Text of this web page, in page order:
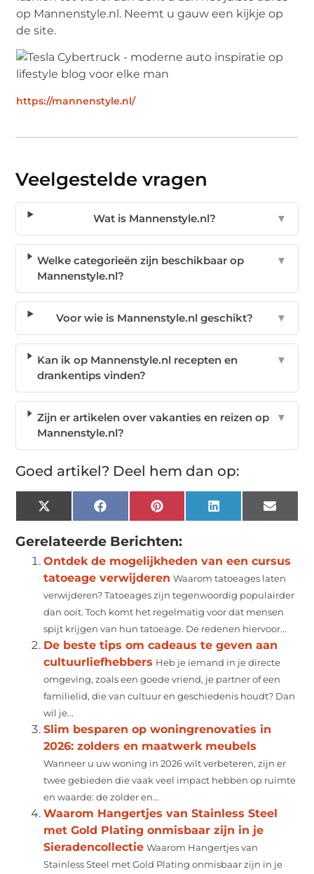
op Mannenstyle.nl. Neemt u gauw een kijkje op
de site.
https://mannenstyle.nl/
Veelgestelde vragen
Wat is Mannenstyle.nl? ▼
Welke categorieën zijn beschikbaar op
Mannenstyle.nl?
▼
Voor wie is Mannenstyle.nl geschikt? ▼
Kan ik op Mannenstyle.nl recepten en
drankentips vinden?
▼
Zijn er artikelen over vakanties en reizen op
Mannenstyle.nl?
▼
Goed artikel? Deel hem dan op:
X
(Twitter)
Facebook Pinterest LinkedIn Email
Gerelateerde Berichten:
Ontdek de mogelijkheden van een cursus
tatoeage verwijderen Waarom tatoeages laten
verwijderen? Tatoeages zijn tegenwoordig populairder
dan ooit. Toch komt het regelmatig voor dat mensen
spijt krijgen van hun tatoeage. De redenen hiervoor...
De beste tips om cadeaus te geven aan
cultuurliefhebbers Heb je iemand in je directe
omgeving, zoals een goede vriend, je partner of een
familielid, die van cultuur en geschiedenis houdt? Dan
wil je...
Slim besparen op woningrenovaties in
2026: zolders en maatwerk meubels
Wanneer u uw woning in 2026 wilt verbeteren, zijn er
twee gebieden die vaak veel impact hebben op ruimte
en waarde: de zolder en...
Waarom Hangertjes van Stainless Steel
met Gold Plating onmisbaar zijn in je
Sieradencollectie Waarom Hangertjes van
Stainless Steel met Gold Plating onmisbaar zijn in je